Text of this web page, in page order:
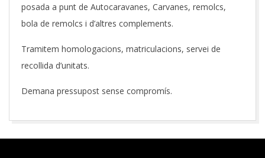
posada a punt de Autocaravanes, Carvanes, remolcs,
bola de remolcs i d’altres complements.
Tramitem homologacions, matriculacions, servei de
recollida d’unitats.
Demana pressupost sense compromís.